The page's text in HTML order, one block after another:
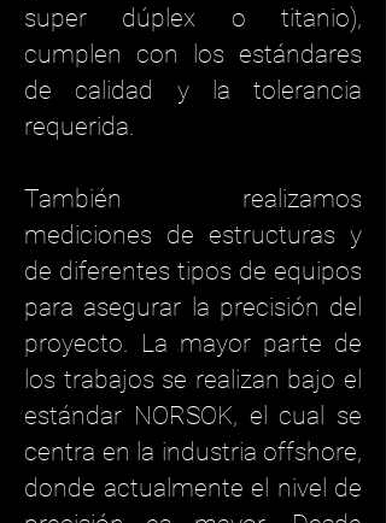
super dúplex o titanio),
cumplen con los estándares
de calidad y la tolerancia
requerida.
También realizamos
mediciones de estructuras y
de diferentes tipos de equipos
para asegurar la precisión del
proyecto. La mayor parte de
los trabajos se realizan bajo el
estándar NORSOK, el cual se
centra en la industria offshore,
donde actualmente el nivel de